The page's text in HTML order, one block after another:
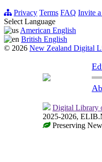
Privacy Terms FAQ Invite
Select Language
American English
British English
© 2026 New Zealand Digital
Digital Library
2025-2026,
Preserving